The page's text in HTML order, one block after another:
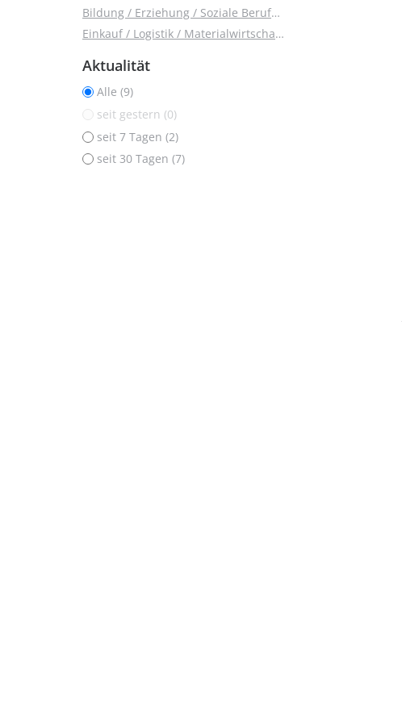
Bildung / Erziehung / Soziale Berufe (1)
Einkauf / Logistik / Materialwirtschaft (1)
Aktualität
Alle (9)
seit gestern (0)
seit 7 Tagen (2)
seit 30 Tagen (7)